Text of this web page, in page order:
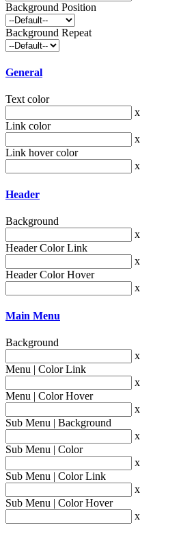
Background Position
Background Repeat
General
Text color
x
Link color
x
Link hover color
x
Header
Background
x
Header Color Link
x
Header Color Hover
x
Main Menu
Background
x
Menu | Color Link
x
Menu | Color Hover
x
Sub Menu | Background
x
Sub Menu | Color
x
Sub Menu | Color Link
x
Sub Menu | Color Hover
x